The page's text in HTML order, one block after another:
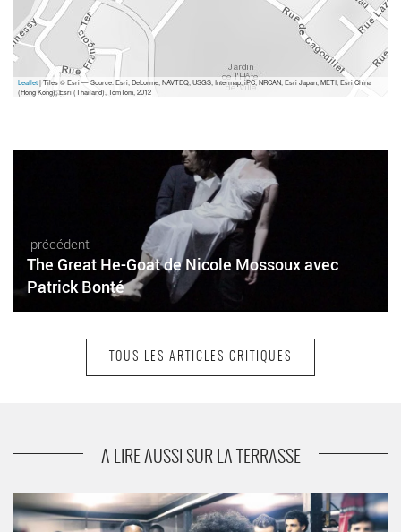
Leaflet| Tiles © Esri — Source: Esri, DeLorme, NAVTEQ, USGS, Intermap, iPC, NRCAN, Esri Japan, METI, Esri China
(Hong Kong), Esri (Thailand), TomTom, 2012
précédent
The Great He-Goat de Nicole Mossoux avec
Patrick Bonté
Rosalba Torres
TOUS LES ARTICLES CRITIQUES
A LIRE AUSSI SUR LA TERRASSE
(B) comme Boxe de Koen Augustijnen et Rosalba Torres -
Critique sortie Danse Vélizy-Villacoublay